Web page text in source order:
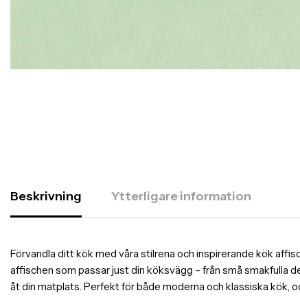
Beskrivning Ytterligare information
Förvandla ditt kök med våra stilrena och inspirerande kök
affischen som passar just din köksvägg – från små
åt din matplats. Perfekt för både moderna och klassiska kök,